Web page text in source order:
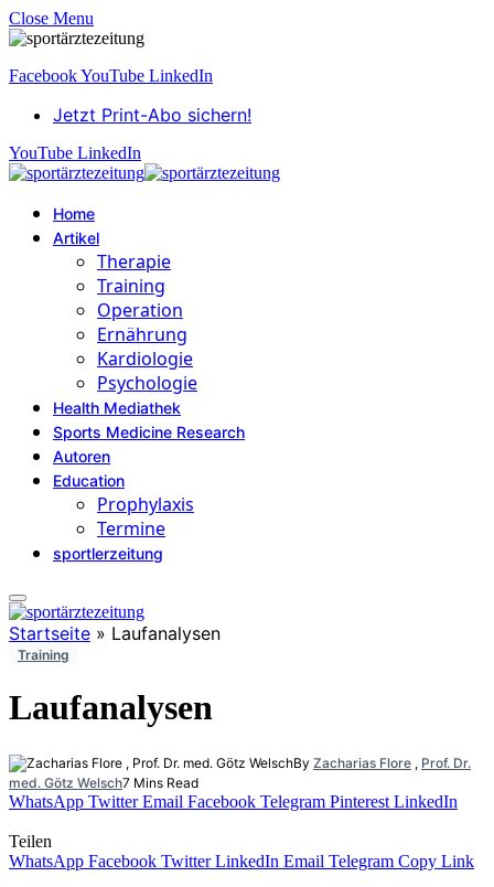
Close Menu
FacebookYouTube LinkedIn
Jetzt Print-Abo sichern!
YouTube LinkedIn
Home
Artikel
Therapie
Training
Operation
Ernährung
Kardiologie
Psychologie
Health Mediathek
Sports Medicine Research
Autoren
Education
Prophylaxis
Termine
sportlerzeitung
Startseite » Laufanalysen
Training
Laufanalysen
By Zacharias Flore , Prof. Dr.
med. Götz Welsch7 Mins Read
WhatsApp Twitter Email Facebook Telegram Pinterest LinkedIn
Teilen
WhatsApp Facebook Twitter LinkedIn Email Telegram Copy Link